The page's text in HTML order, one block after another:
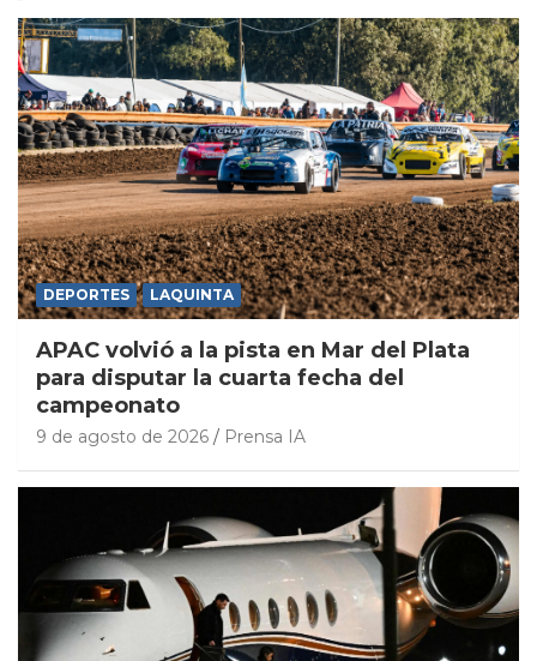
DEPORTES LAQUINTA
APAC volvió a la pista en Mar del Plata
para disputar la cuarta fecha del
campeonato
9 de agosto de 2026 Prensa IA